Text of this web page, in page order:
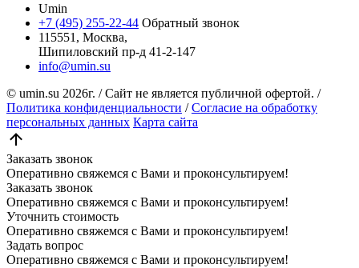
Umin
+7 (495) 255-22-44 Обратный звонок
115551, Москва,
Шипиловский пр-д 41-2-147
info@umin.su
© umin.su 2026г. /Сайт не является публичной офертой. /
Политика конфиденциальности / Согласие на обработку
персональных данных Карта сайта
Заказать звонок
Оперативно свяжемся с Вами и проконсультируем!
Заказать звонок
Оперативно свяжемся с Вами и проконсультируем!
Уточнить стоимость
Оперативно свяжемся с Вами и проконсультируем!
Задать вопрос
Оперативно свяжемся с Вами и проконсультируем!